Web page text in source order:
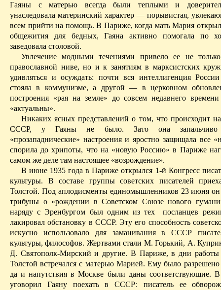
Гаяны с матерью всегда были теплыми и
унаследовала материнский характер — порывистая,
всем прийти на помощь. В Париже, когда мать Мария
общежития для бедных,Гаяна активно помогала по
заведовала столовой.
Увлечение модными течениями привело ее не
православной ниве, но и к занятиям в марксистских
удивляться и осуждать: почти вся интеллигенция
стояла в коммунизме, а другой — в церковном
построения «рая на земле» до совсем недавнего
«актуальны».
Никаких ясных представлений о том, что происходит
СССР, уГаяны не было. Зато она запальчиво
«прозападнические» настроения и яростно защищала все
спорила до хрипоты, что на «новую Россию» в Париже
самом же деле там настоящее «возрождение».
В июне 1935 года в Париже открылся 1-й Конгресс
культуры. В составе группы советских писателей
Толстой. Под аплодисменты единомышленников 23 июня он
трибуны о «рождении в Советском Союзе нового
наряду с Эренбургом был одним из тех
посланцев
лакировал обстановку в СССР. Эту его способность
искусно использовало для заманивания в СССР
культуры, философов. Жертвами стали М. Горький, А.
Д. Святополк-Мирский и другие. В Париже, в дни работы
Толстой встречался с матерью Марией. Ему было
да и напутствия в Москве были даны соответствующие. В
уговорил Гаянупоехать в СССР: писатель ее